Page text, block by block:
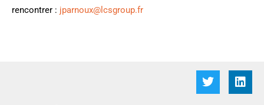
rencontrer : jparnoux@lcsgroup.fr